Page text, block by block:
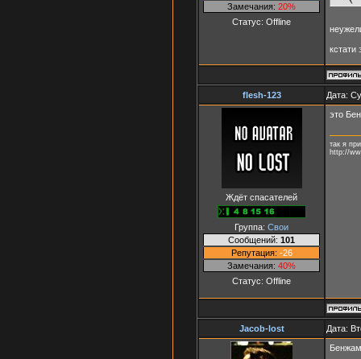
Замечания: 20%
Статус: Offline
кстати
flesh-123 Дата:
Ждёт спасателей
Группа: Свои
Сообщений: 101
Репутация: -26
Замечания: 40%
Статус: Offline
это Бен
так я
http://
Jacob-lost Дата: